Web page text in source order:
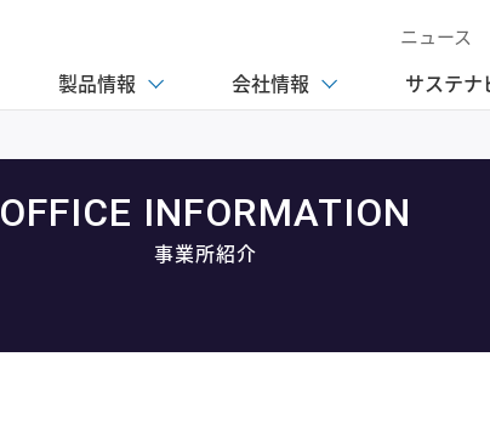
ニュース
製品情報 会社情報 サステナ
OFFICE INFORMATION
事業所紹介